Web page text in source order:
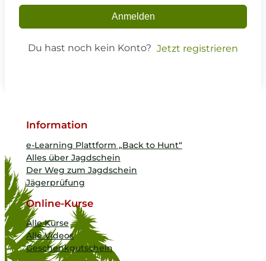
Anmelden
Du hast noch kein Konto? Jetzt registrieren
Information
e-Learning Plattform „Back to Hunt“
Alles über Jagdschein
Der Weg zum Jagdschein
Jägerprüfung
Online-Kurse
Alle Kurse
Alle Videos
Geschenkgutschein